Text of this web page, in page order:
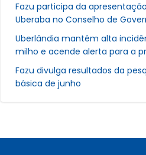
Fazu participa da
Uberaba no Conselho de
Uberlândia mantém alta
milho e acende alerta para a
Fazu divulga resultados da
básica de junho